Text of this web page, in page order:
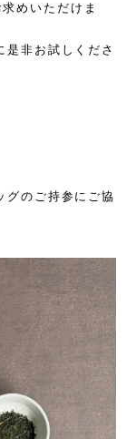
めいただけま
非お試しくださ
グのご持参にご協